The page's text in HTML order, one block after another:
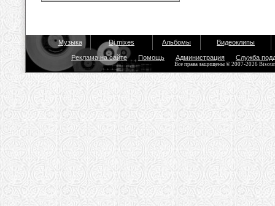
Музыка Dj mixes Альбомы Видеоклипы
Реклама на сайте Помощь Администрация Служба
Все права защищены © 2007-2026